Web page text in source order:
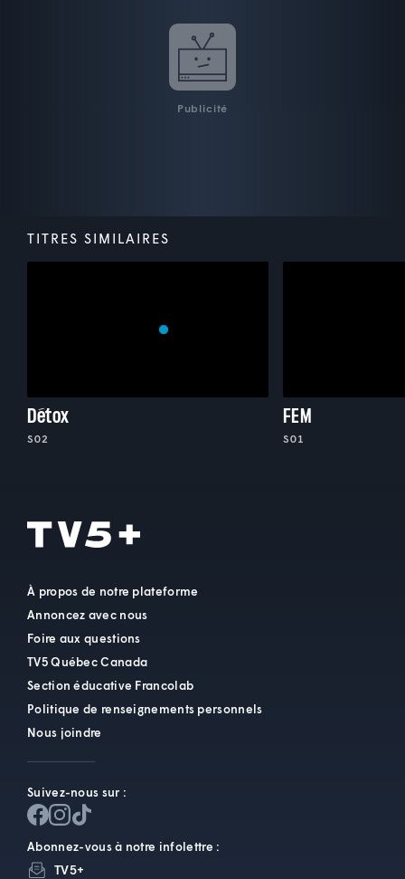
Publicité
TITRES SIMILAIRES
Détox
S02
FEM
S01
À propos de notre plateforme
Annoncez avec nous
Foire aux questions
TV5 Québec Canada
Section éducative Francolab
Politique de renseignements personnels
Nous joindre
Suivez-nous sur :
Abonnez-vous à notre infolettre :
TV5+